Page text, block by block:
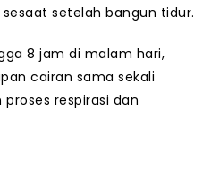
setelah bangun tidur.
8 jam di malam hari,
cairan sama sekali
respirasi dan